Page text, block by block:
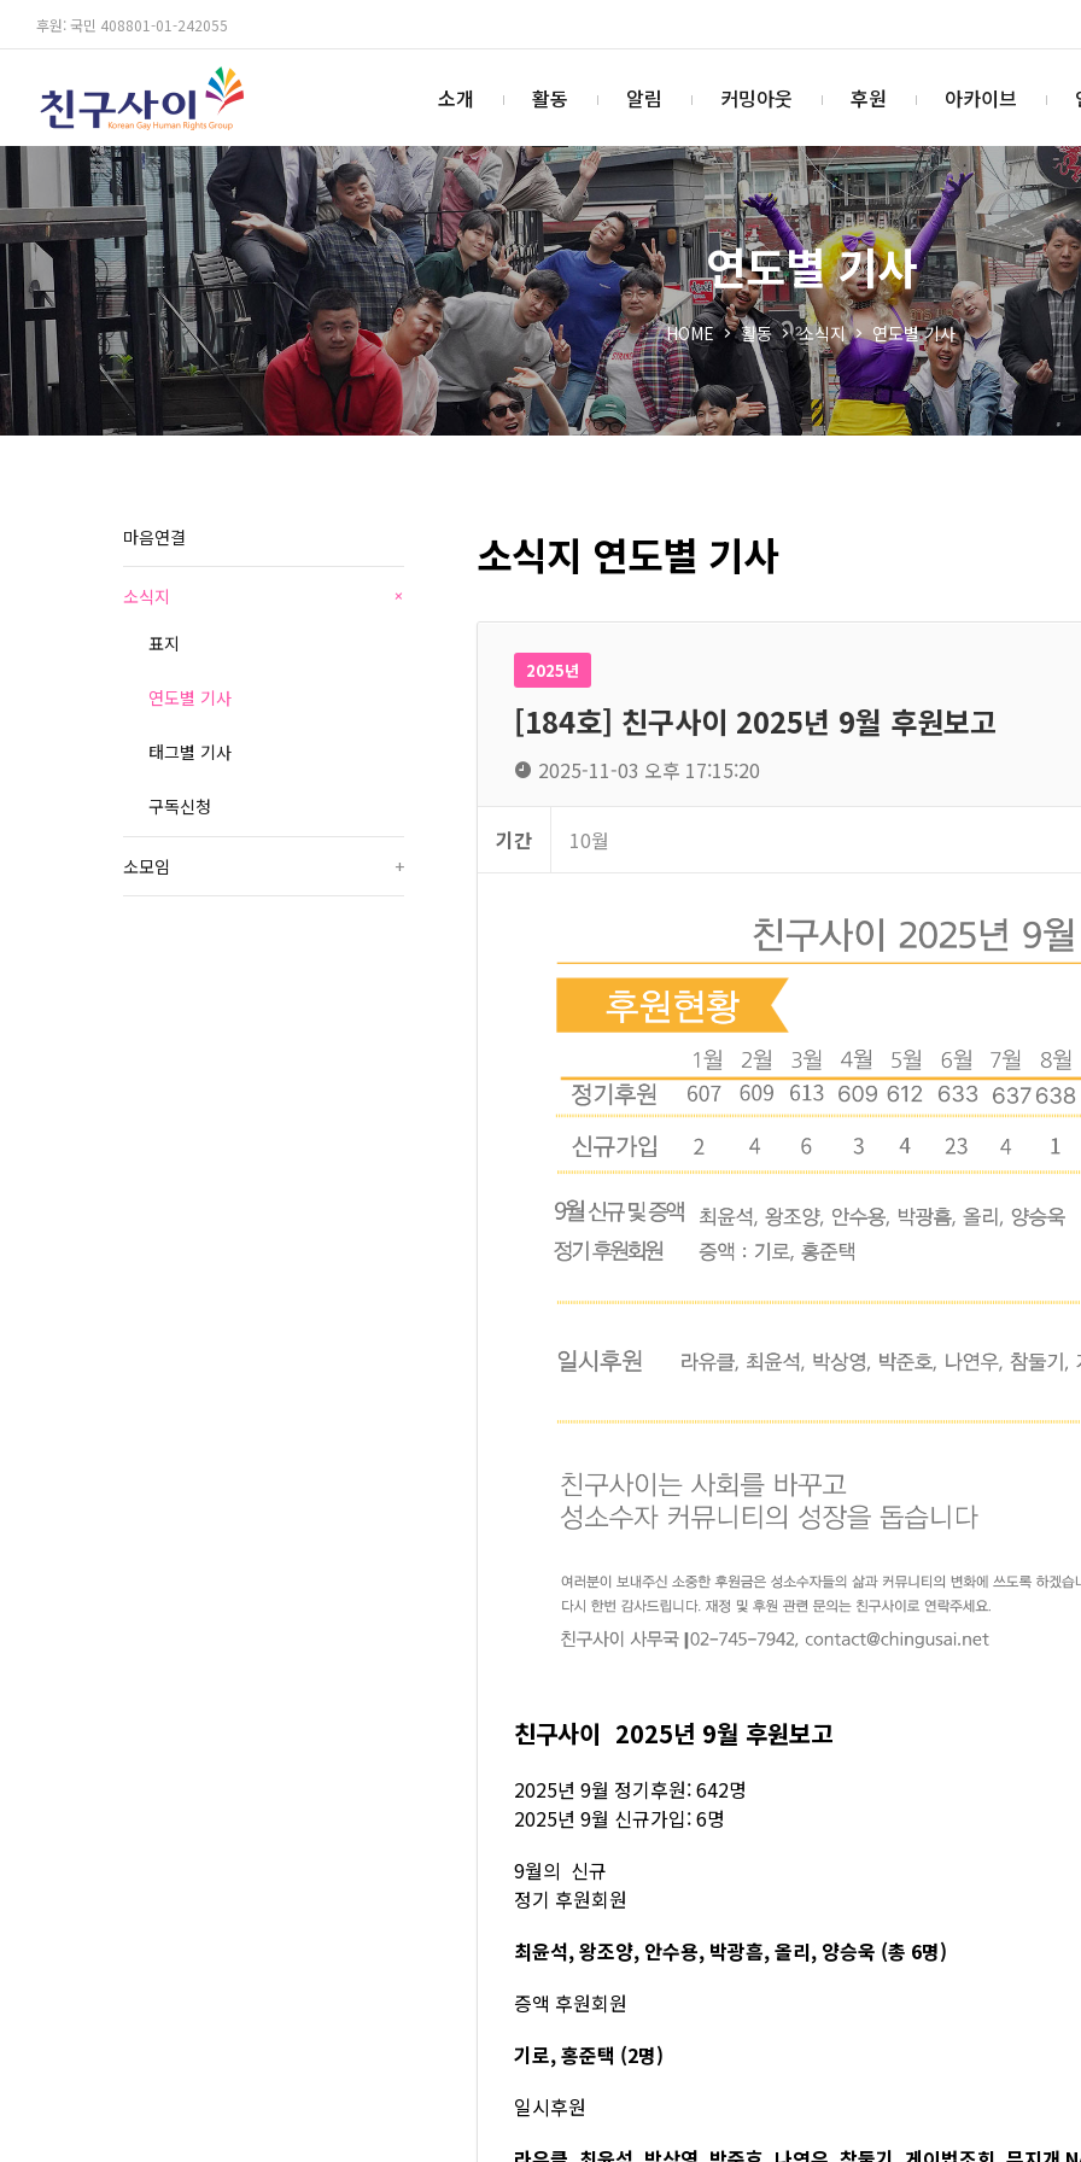
후원: 국민 408801-01-242055
소개 활동 알림 커밍아웃 후원 아카이브
연도별 기사
HOME 활동 소식지 연도별 기사
마음연결
소식지 +
표지
연도별 기사
태그별 기사
구독신청
소모임 +
소식지 연도별 기사
2025년
[184호] 친구사이 2025년 9월 후원보고
2025-11-03 오후 17:15:20
기간 10월
친구사이 2025년 9월 후원보고
2025년 9월 정기후원: 642명
2025년 9월 신규가입: 6명
9월의 신규
정기 후원회원
최윤석, 왕조양, 안수용, 박광흠, 올리, 양승욱 (총 6명)
증액 후원회원
기로, 홍준택 (2명)
일시후원